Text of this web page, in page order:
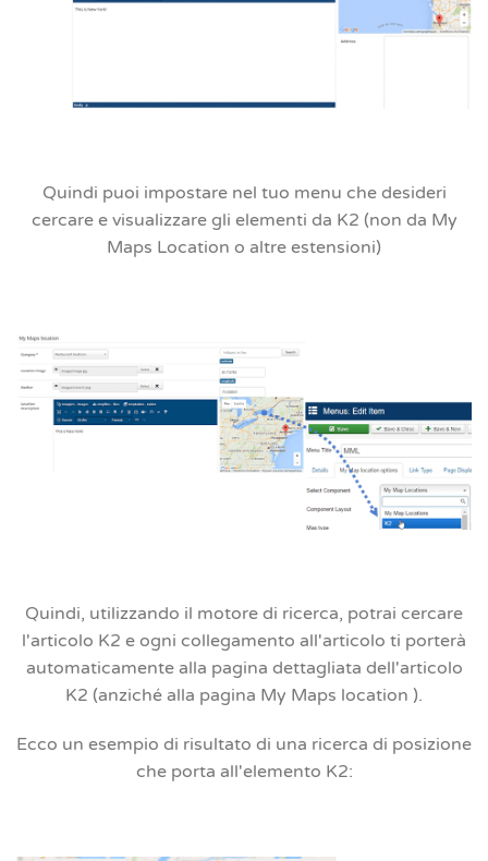
Quindi puoi impostare nel tuo menu che desideri
cercare e visualizzare gli elementi da K2 (non da My
Maps Location o altre estensioni)
Quindi, utilizzando il motore di ricerca, potrai cercare
l'articolo K2 e ogni collegamento all'articolo ti porterà
automaticamente alla pagina dettagliata dell'articolo
K2 (anziché alla pagina My Maps location ).
Ecco un esempio di risultato di una ricerca di posizione
che porta all'elemento K2: